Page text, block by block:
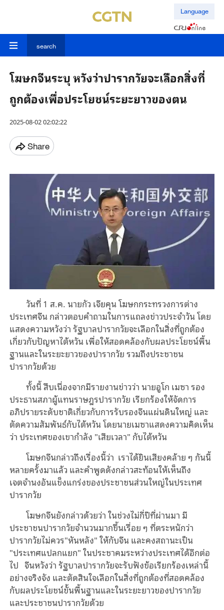
Language
search
โฆษกจีนระบุ หวังว่าปารากวัยจะเลือกสิ่งที่
ถูกต้องเพื่อประโยชน์ระยะยาวของตน
2025-08-02 02:02:22
Share
วันที่ 1 ส.ค. นายกัว เจียคุน โฆษกกระทรวงการต่าง
ประเทศจีน กล่าวตอบคำถามในการแถลงข่าวประจำวัน โดย
แสดงความหวังว่า รัฐบาลปารากวัยจะเลือกในสิ่งที่ถูกต้อง
เกี่ยวกับปัญหาไต้หวัน เพื่อให้สอดคล้องกับผลประโยชน์พื้น
ฐานและในระยะยาวของปารากวัย รวมถึงประชาชน
ปารากวัยด้วย
ทั้งนี้ สืบเนื่องจากมีรายงานข่าวว่า นายอูโก เมซา รอง
ประธานสภาผู้แทนราษฎรปารากวัย เรียกร้องให้จัดการ
อภิปรายระดับชาติเกี่ยวกับการรับรองจีนแผ่นดินใหญ่ และ
ตัดความสัมพันธ์กับไต้หวัน โดยนายเมซาแสดงความคิดเห็น
ว่า ประเทศของเขากำลัง "เสียเวลา" กับไต้หวัน
โฆษกจีนกล่าวถึงเรื่องนี้ว่า เราได้ยินเสียงคล้าย ๆ กันนี้
หลายครั้งมาแล้ว และคำพูดดังกล่าวสะท้อนให้เห็นถึง
เจตจำนงอันแข็งแกร่งของประชาชนส่วนใหญ่ในประเทศ
ปารากวัย
โฆษกจีนยังกล่าวด้วยว่า ในช่วงไม่กี่ปีที่ผ่านมา มี
ประชาชนปารากวัยจำนวนมากขึ้นเรื่อย ๆ ที่ตระหนักว่า
ปารากวัยไม่ควร"หันหลัง" ให้กับจีน และคงสถานะเป็น
"ประเทศแปลกแยก" ในประชาคมระหว่างประเทศได้อีกต่อ
ไป จีนหวังว่า รัฐบาลปารากวัยจะรับฟังข้อเรียกร้องเหล่านี้
อย่างจริงจัง และตัดสินใจเลือกในสิ่งที่ถูกต้องที่สอดคล้อง
กับผลประโยชน์ขั้นพื้นฐานและในระยะยาวของปารากวัย
และประชาชนปารากวัยด้วย